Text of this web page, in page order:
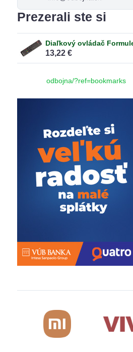
Prezerali ste si
Diaľkový ovládač
13,22 €
odbojna/?ref=bookmarks